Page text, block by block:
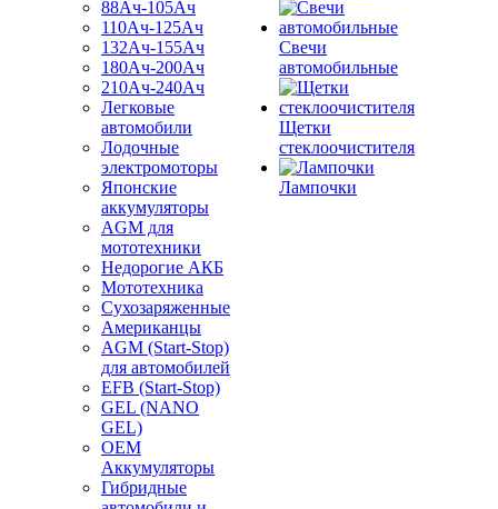
88Ач-105Ач
110Ач-125Ач
132Ач-155Ач
180Ач-200Ач
210Ач-240Ач
Легковые
автомобили
Лодочные
электромоторы
Японские
аккумуляторы
AGM для
мототехники
Недорогие АКБ
Мототехника
Сухозаряженные
Американцы
AGM (Start-Stop)
для автомобилей
EFB (Start-Stop)
GEL (NANO
GEL)
OEM
Аккумуляторы
Гибридные
Свечи
автомобильные
Щетки
стеклоочистителя
Лампочки